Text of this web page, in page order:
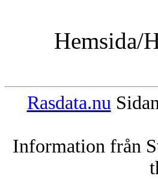
Hemsida/
Rasdata.nu
Information från